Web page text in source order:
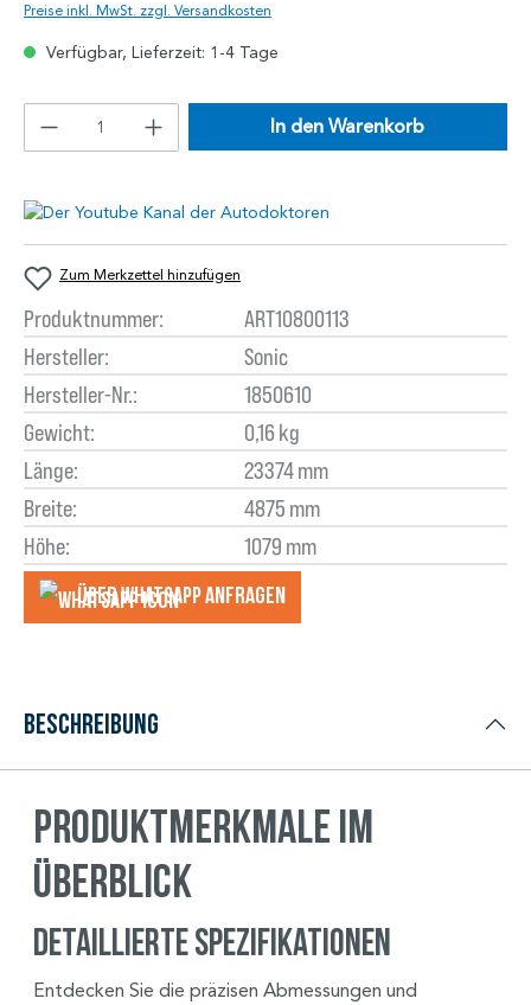
Preise inkl. MwSt. zzgl. Versandkosten
Verfügbar, Lieferzeit: 1-4 Tage
In den Warenkorb
Zum Merkzettel hinzufügen
Produktnummer:
ART10800113
Hersteller:
Sonic
Hersteller-Nr.:
1850610
Gewicht:
0,16 kg
Länge:
23374 mm
Breite:
4875 mm
Höhe:
1079 mm
Über WhatsApp anfragеn
Beschreibung
Produktmerkmale im
Überblick
Detaillierte Spezifikationen
Entdecken Sie die präzisen Abmessungen und